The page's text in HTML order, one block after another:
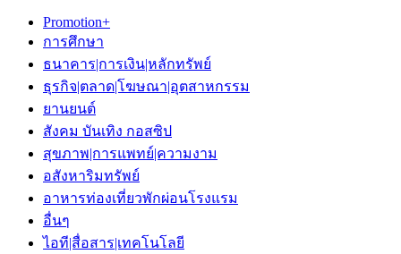
Promotion+
การศึกษา
ธนาคาร|การเงิน|หลักทรัพย์
ธุรกิจ|ตลาด|โฆษณา|อุตสาหกรรม
ยานยนต์
สังคม บันเทิง กอสซิป
สุขภาพ|การแพทย์|ความงาม
อสังหาริมทรัพย์
อาหารท่องเที่ยวพักผ่อนโรงแรม
อื่นๆ
ไอที|สื่อสาร|เทคโนโลยี